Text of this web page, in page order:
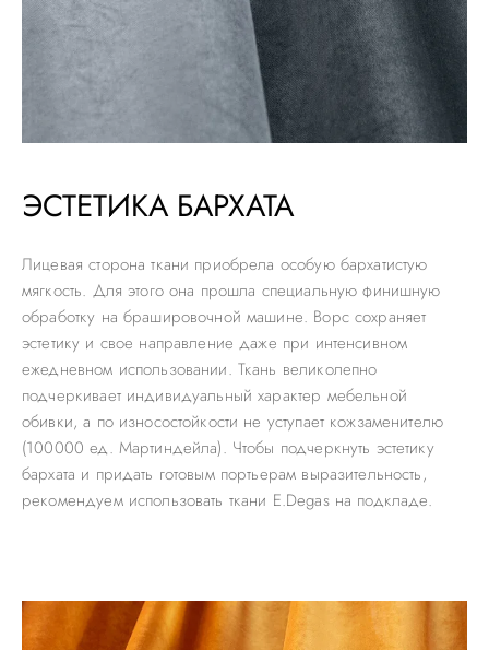
ЭСТЕТИКА БАРХАТА
Лицевая сторона ткани приобрела особую бархатистую
мягкость. Для этого она прошла специальную финишную
обработку на брашировочной машине. Ворс сохраняет
эстетику и свое направление даже при интенсивном
ежедневном использовании. Ткань великолепно
подчеркивает индивидуальный характер мебельной
обивки, а по износостойкости не уступает кожзаменителю
(100000 ед. Мартиндейла). Чтобы подчеркнуть эстетику
бархата и придать готовым портьерам выразительность,
рекомендуем использовать ткани E.Degas на подкладе.